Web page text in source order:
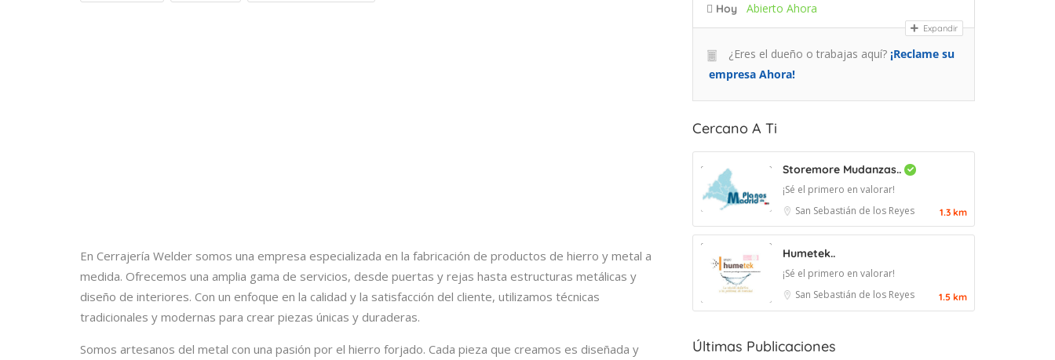
En Cerrajería Welder somos una empresa especializada en la fabricación de productos de hierro y metal a
medida. Ofrecemos una amplia gama de servicios, desde puertas y rejas hasta estructuras metálicas y
diseño de interiores. Con un enfoque en la calidad y la satisfacción del cliente, utilizamos técnicas
tradicionales y modernas para crear piezas únicas y duraderas.
Somos artesanos del metal con una pasión por el hierro forjado. Cada pieza que creamos es diseñada y
Hoy Abierto Ahora
Expandir
¿Eres el dueño o trabajas aquí? ¡Reclame su
empresa Ahora!
Cercano A Ti
Storemore Mudanzas..
¡Sé el primero en valorar!
San Sebastián de los Reyes
1.3 km
Humetek..
¡Sé el primero en valorar!
San Sebastián de los Reyes
1.5 km
Últimas Publicaciones